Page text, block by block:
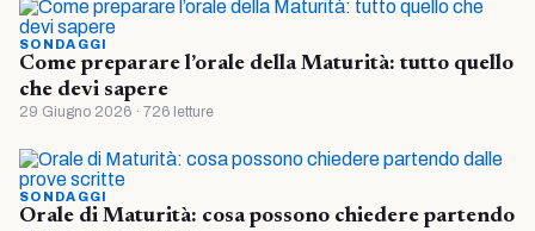
SONDAGGI
Come preparare l’orale della Maturità: tutto quello
che devi sapere
29 Giugno 2026 · 726 letture
SONDAGGI
Orale di Maturità: cosa possono chiedere partendo